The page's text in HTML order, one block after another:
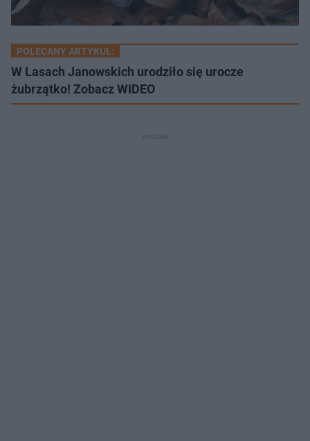
POLECANY ARTYKUŁ:
W Lasach Janowskich urodziło się urocze
żubrzątko! Zobacz WIDEO